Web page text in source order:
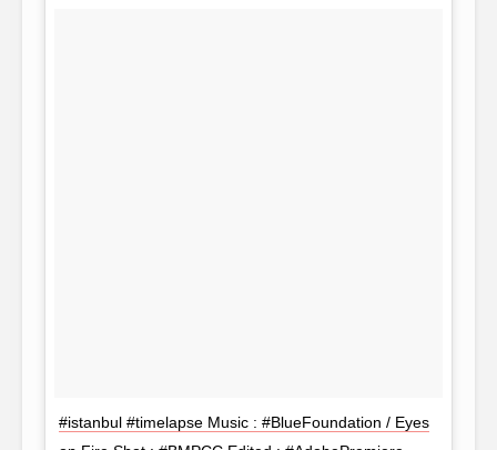
#istanbul #timelapse Music : #BlueFoundation / Eyes